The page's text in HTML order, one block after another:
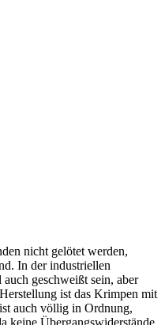
nicht gelötet werden,
In der industriellen
geschweißt sein, aber
ist das Krimpen mit
auch völlig in Ordnung,